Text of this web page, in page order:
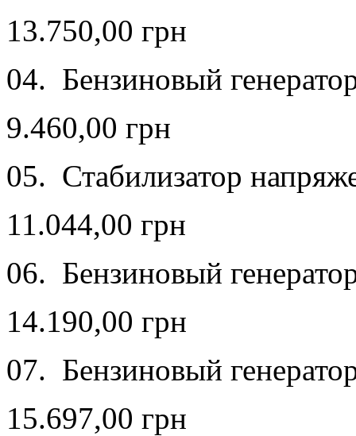
13.750,00 грн
04. Бензиновый
9.460,00 грн
05. Стабилизатор
11.044,00 грн
06. Бензиновый
14.190,00 грн
07. Бензиновый
15.697,00 грн